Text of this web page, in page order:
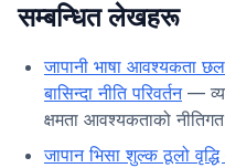
सम्बन्धित लेखहरू
जापानी भाषा आवश्यकता
बासिन्दा नीति परिवर्तन—
क्षमता आवश्यकताको
जापान भिसा शुल्क ठूलो